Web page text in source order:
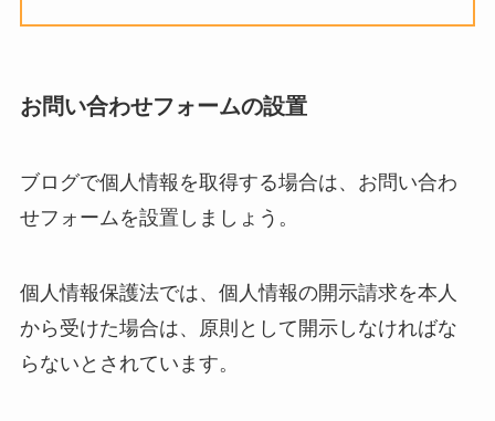
お問い合わせフォームの設置
ブログで個人情報を取得する場合は、お問い合わ
せフォームを設置しましょう。
個人情報保護法では、個人情報の開示請求を本人
から受けた場合は、原則として開示しなければな
らないとされています。